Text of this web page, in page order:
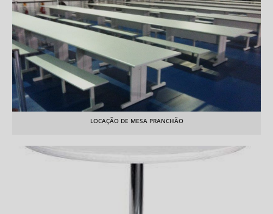
LOCAÇÃO DE MESA PRANCHÃO